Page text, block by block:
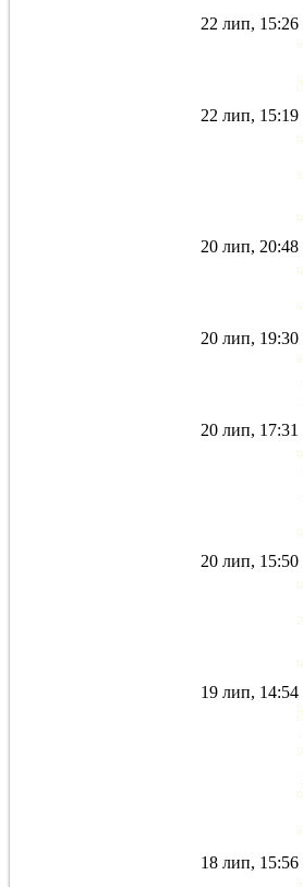
22 лип, 15:26
22 лип, 15:19
20 лип, 20:48
20 лип, 19:30
20 лип, 17:31
20 лип, 15:50
19 лип, 14:54
18 лип, 15:56